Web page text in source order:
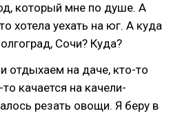
который мне по душе. А
хотела уехать на юг. А куда
Сочи? Куда?
отдыхаем на даче, кто-то
качается на качели-
резать овощи. Я беру в